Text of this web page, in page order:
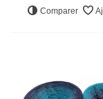
Comparer